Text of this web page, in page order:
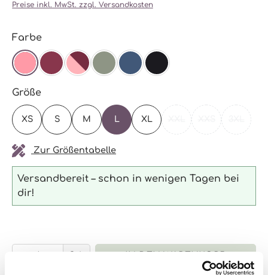
Preise inkl. MwSt. zzgl. Versandkosten
Farbeauswählen
BLOSSOMBURGUNDYBURGUNDY/ BLOSSOM
AGAVENAVY SCHWARZ
Größeauswählen
XS S M L XL (DIESE OPTION IST
(DIESE (DIESE
Zur Größentabelle
Versandbereit – schon in wenigen Tagen bei
dir!
Produkt Anzahl: Gib den